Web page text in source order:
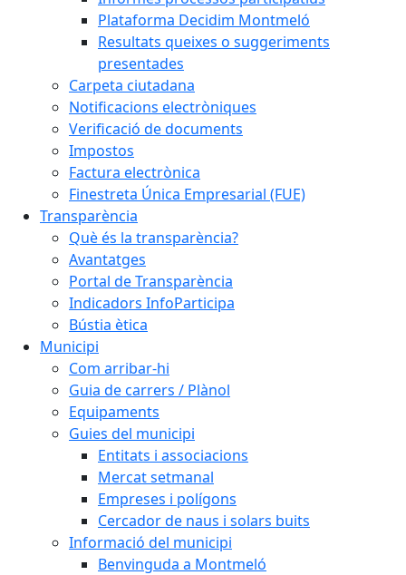
Plataforma Decidim Montmeló
Resultats queixes o suggeriments
presentades
Carpeta ciutadana
Notificacions electròniques
Verificació de documents
Impostos
Factura electrònica
Finestreta Única Empresarial (FUE)
Transparència
Què és la transparència?
Avantatges
Portal de Transparència
Indicadors InfoParticipa
Bústia ètica
Municipi
Com arribar-hi
Guia de carrers / Plànol
Equipaments
Guies del municipi
Entitats i associacions
Mercat setmanal
Empreses i polígons
Cercador de naus i solars buits
Informació del municipi
Benvinguda a Montmeló